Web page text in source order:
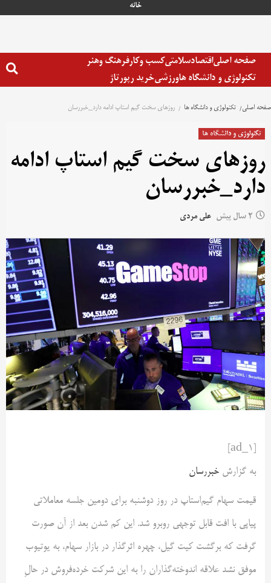
خانه
صفحه اصلیاقتصادسلامتیکسب وکارفرهنگ وهنر
تکنولوژی و دانشگاه هاورزشیخرید رپورتاژ
صفحه اصلی تکنولوژی و دانشگاه ها روزهای سخت گیم استاپ ادامه دارد_خبررسان
تکنولوژی و دانشگاه ها
روزهای سخت گیم استاپ ادامه
دارد_خبررسان
2 سال پیش علی مردی
به گزارش خبررسان
قیمت سهام گیم‌استاپ در روز دوشنبه برای دومین جلسه معاملاتی
پیاپی با افت قابل توجهی روبرو شد. این کم شدن بعد از آن صورت
گرفت که برگشت کیت گیل، چهره اثرگذار در بازار سهام، به یوتیوب
موفق نشد علاقه اندوخته‌گذاران را به این شرکت خرده‌فروش در حالِ